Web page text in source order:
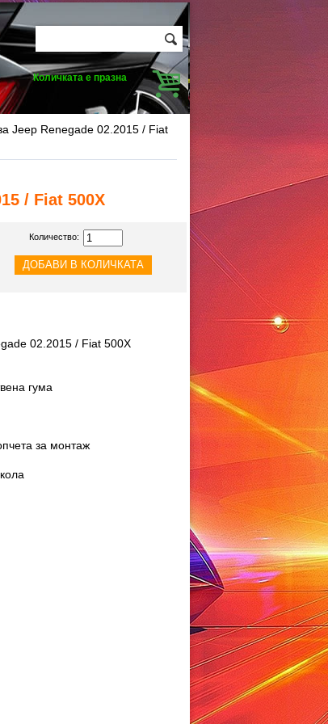
Количката е празна
Jeep Renegade 02.2015 / Fiat
/ Fiat 500X
Количество:
02.2015 / Fiat 500X
гума
за монтаж